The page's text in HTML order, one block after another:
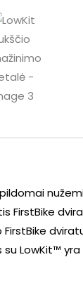
FirstBike
su LowKit™